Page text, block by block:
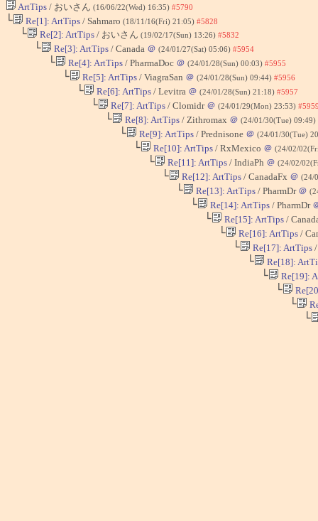
ArtTips / おいさん (16/06/22(Wed) 16:35) #5790
└ Re[1]: ArtTips / Sahmaro (18/11/16(Fri) 21:05) #5828
└ Re[2]: ArtTips / おいさん (19/02/17(Sun) 13:26) #5832
└ Re[3]: ArtTips / Canada ＠ (24/01/27(Sat) 05:06) #5954
└ Re[4]: ArtTips / PharmaDoc ＠ (24/01/28(Sun) 00:03) #5955
└ Re[5]: ArtTips / ViagraSan ＠ (24/01/28(Sun) 09:44) #5956
└ Re[6]: ArtTips / Levitra ＠ (24/01/28(Sun) 21:18) #5957
└ Re[7]: ArtTips / Clomidr ＠ (24/01/29(Mon) 23:53)
└ Re[8]: ArtTips / Zithromax ＠ (24/01/30(Tue) 09:49)
└ Re[9]: ArtTips / Prednisone ＠ (24/01/30(Tue)
└ Re[10]: ArtTips / RxMexico ＠ (24/02/
└ Re[11]: ArtTips / IndiaPh ＠ (24/02/
└ Re[12]: ArtTips / CanadaFx ＠ (24/
└ Re[13]: ArtTips / PharmDr ＠
└ Re[14]: ArtTips / PharmDr
└ Re[15]: ArtTips /
└ Re[16]: ArtTips /
└ Re[17]: ArtTips
└ Re[18]:
└ Re[19]:
└
└
└